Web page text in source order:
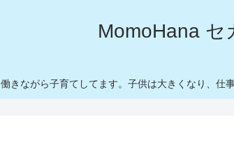
MomoHana セ
働きながら子育てしてます。子供は大きくなり、仕